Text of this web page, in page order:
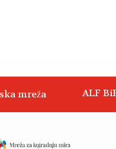
mreža ALF